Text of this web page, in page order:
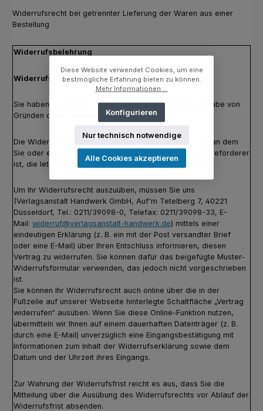
Widerrufsrecht bei getrennter Lieferung der Waren aus einer
Bestellung
Widerrufsbelehrung
Widerrufsrecht
Sie haben das Recht, binnen vierzehn Tagen ohne Angabe von
Gründen diesen Vertrag zu widerrufen.
Die Widerrufsfrist beträgt vierzehn Tage ab dem Tag, an dem
Sie oder ein von Ihnen benannter Dritter, der nicht der Beförderer
ist, die letzte Ware in Besitz genommen haben bzw. hat.
Um Ihr Widerrufsrecht auszuüben, müssen Sie uns
(Verlagsanstalt Handwerk GmbH, Auf'm Tetelberg 7, 40221
Düsseldorf, Tel.: 0211/39098-0, Telefax: 0211/39098-33, E-
Mail: widerruf@verlagsanstalt-handwerk.de) mittels einer
eindeutigen Erklärung (z. B. ein mit der Post versandter Brief
oder eine E-Mail) über Ihren Entschluss informieren, diesen
Vertrag zu widerrufen. Sie können dafür das beigefügte Muster-
Widerrufsformular verwenden, das jedoch nicht vorgeschrieben
ist.
Sie können Ihr Widerrufsrecht auch online über die in der
Fußzeile auf unserer Webseite hinterlegte Schaltfläche „Vertrag
widerrufen“ ausüben. Wenn Sie diese Online-Funktion nutzen,
übermitteln wir Ihnen auf einem dauerhaften Datenträger (z. B.
durch eine E-Mail) unverzüglich eine Eingangsbestätigung mit
Informationen zum Inhalt der Widerrufserklärung sowie dem
Datum und der Uhrzeit ihres Eingangs.
Zur Wahrung der Widerrufsfrist reicht es aus, dass Sie die
Mitteilung über die Ausübung des Widerrufsrechts vor Ablauf der
Widerrufsfrist absenden.
Diese Website verwendet Cookies, um eine
bestmögliche Erfahrung bieten zu können.
Mehr Informationen ...
Nur technisch notwendige
Konfigurieren
Alle Cookies akzeptieren